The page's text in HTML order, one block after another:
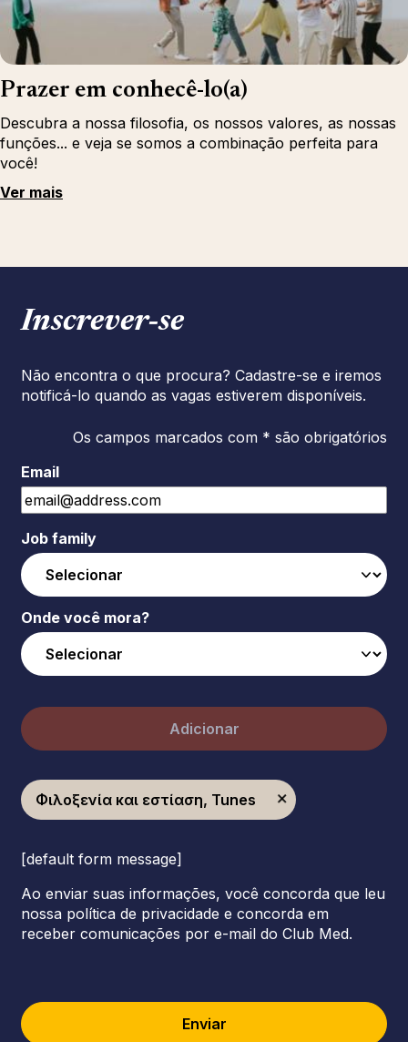
Prazer em conhecê-lo(a)
Descubra a nossa filosofia, os nossos valores, as nossas
funções... e veja se somos a combinação perfeita para
você!
Ver mais
Inscrever‑se
Não encontra o que procura? Cadastre-se e iremos
notificá-lo quando as vagas estiverem disponíveis.
Os campos marcados com * são obrigatórios
Email
Job family
Onde você mora?
Adicionar
Φιλοξενία και εστίαση, Tunes
[default form message]
Ao enviar suas informações, você concorda que leu
nossa política de privacidade e concorda em
receber comunicações por e-mail do Club Med.
Enviar